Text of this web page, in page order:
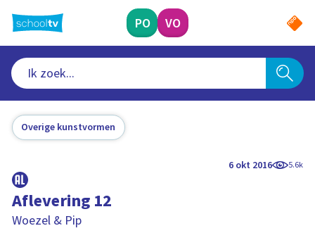
naar
hoofdinhoud
PO VO
Overige kunstvormen
6 okt 2016 5.6k
Aflevering 12
Woezel & Pip